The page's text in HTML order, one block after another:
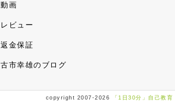
動画
レビュー
返金保証
古市幸雄のブログ
copyright 2007-2026 「1日30分」自己教育